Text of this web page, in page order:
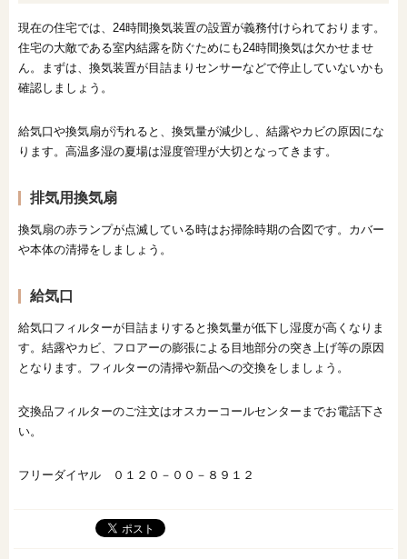
現在の住宅では、24時間換気装置の設置が義務付けられております。
住宅の大敵である室内結露を防ぐためにも24時間換気は欠かせませ
ん。まずは、換気装置が目詰まりセンサーなどで停止していないかも
確認しましょう。
給気口や換気扇が汚れると、換気量が減少し、結露やカビの原因にな
ります。高温多湿の夏場は湿度管理が大切となってきます。
排気用換気扇
換気扇の赤ランプが点滅している時はお掃除時期の合図です。カバー
や本体の清掃をしましょう。
給気口
給気口フィルターが目詰まりすると換気量が低下し湿度が高くなりま
す。結露やカビ、フロアーの膨張による目地部分の突き上げ等の原因
となります。フィルターの清掃や新品への交換をしましょう。
交換品フィルターのご注文はオスカーコールセンターまでお電話下さ
い。
フリーダイヤル ０１２０－００－８９１２